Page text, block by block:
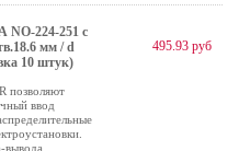
NO-224-251 с
мм / d
10 штук)
позволяют
ввод
вывода
495.93 руб